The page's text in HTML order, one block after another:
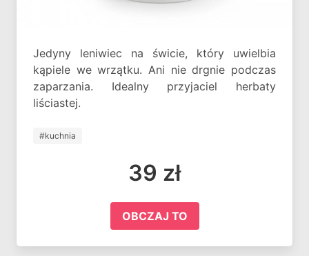
Jedyny leniwiec na świcie, który uwielbia
kąpiele we wrzątku. Ani nie drgnie podczas
zaparzania. Idealny przyjaciel herbaty
liściastej.
#kuchnia
39 zł
OBCZAJ TO